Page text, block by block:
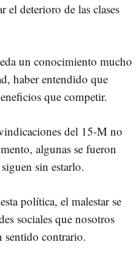
el deterioro de las clases
un conocimiento mucho
haber entendido que
que competir.
del 15-M no
algunas se fueron
sin estarlo.
política, el malestar se
sociales que nosotros
sentido contrario.